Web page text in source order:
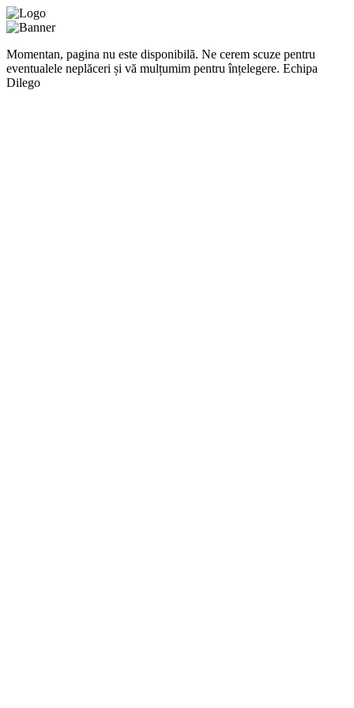
Momentan, pagina nu este disponibilă. Ne cerem scuze pentru
eventualele neplăceri și vă mulțumim pentru înțelegere. Echipa
Dilego